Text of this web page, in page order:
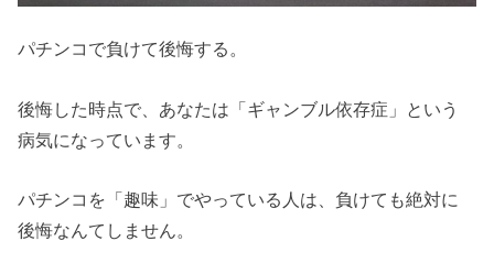
パチンコで負けて後悔する。
後悔した時点で、あなたは「ギャンブル依存症」という
病気になっています。
パチンコを「趣味」でやっている人は、負けても絶対に
後悔なんてしません。